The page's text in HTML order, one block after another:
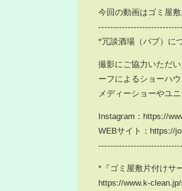
今回の動画はゴミ屋
*冗談酒場（パブ）に
撮影にご協力いただ
ーフによるショーハ
メディーショーやユ
Instagram：https://
WEBサイト：https://
*『ゴミ屋敷片付けサ
https://www.k-